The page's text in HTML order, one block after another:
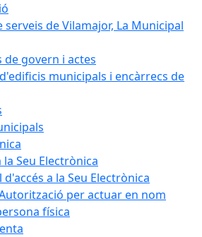
serveis de Vilamajor, La Municipal
de govern i actes
municipals i encàrrecs de
la Seu Electrònica
d'accés a la Seu Electrònica
per actuar en nom
física